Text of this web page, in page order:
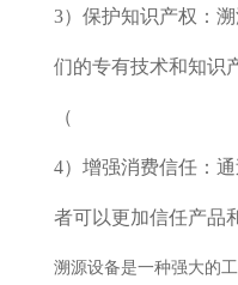
3）保护知识产权：
们的专有技术和知识
（
4）增强消费信任：
者可以更加信任产品
溯源设备是一种强大的